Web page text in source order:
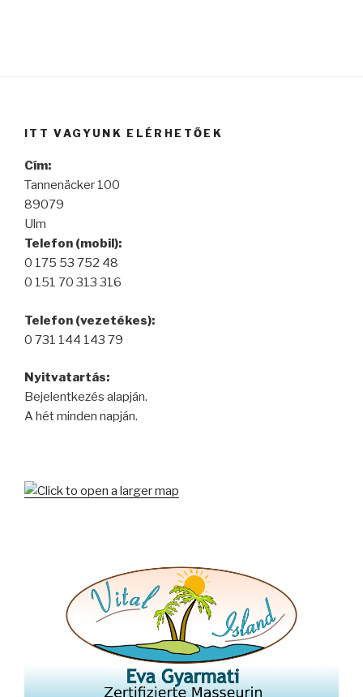
ITT VAGYUNK ELÉRHETŐEK
Cím:
Tannenäcker 100
89079
Ulm
Telefon (mobil):
0 175 53 752 48
0 151 70 313 316
Telefon (vezetékes):
0 731 144 143 79
Nyitvatartás:
Bejelentkezés alapján.
A hét minden napján.